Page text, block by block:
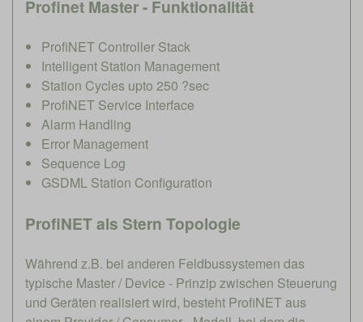
Profinet Master - Funktionalität
ProfiNET Controller Stack
Intelligent Station Management
Station Cycles upto 250 ?sec
ProfiNET Service Interface
Alarm Handling
Error Management
Sequence Log
GSDML Station Configuration
ProfiNET als Stern Topologie
Während z.B. bei anderen Feldbussystemen das
typische Master / Device - Prinzip zwischen Steuerung
und Geräten realisiert wird, besteht ProfiNET aus